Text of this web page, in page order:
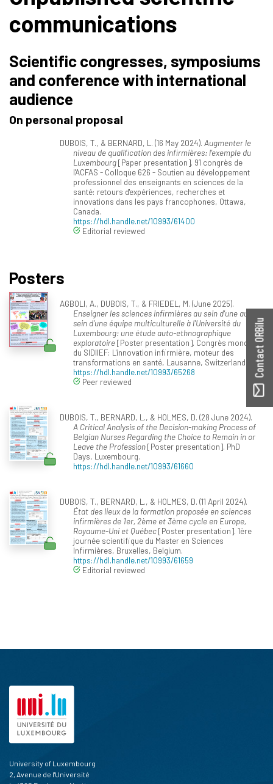
communications
Scientific congresses, symposiums
and conference with international
audience
On personal proposal
DUBOIS, T., & BERNARD, L. (16 May 2024). Augmenter le
niveau de qualification des infirmières: l'exemple du
Luxembourg[Paper presentation]. 91 congrès de
l'ACFAS - Colloque 626 - Soutien au développement
professionnel des enseignants en sciences de la
santé: retours d'expériences, recherches et
innovations dans les pays francophones, Ottawa,
Canada.
https://hdl.handle.net/10993/61400
Editorial reviewed
Posters
AGBOLI, A., DUBOIS, T., & FRIEDEL, M. (June 2025).
Enseigner les sciences infirmières au sein d'une au
sein d'une équipe multiculturelle à l'Université du
Luxembourg: une étude auto-ethnographique
exploratoire[Poster presentation]. Congrès mondial
du SIDIIEF: L'innovation infirmière, moteur des
transformations en santé, Lausanne, Switzerland.
https://hdl.handle.net/10993/65268
Peer reviewed
DUBOIS, T., BERNARD, L., & HOLMES, D. (28 June 2024).
A Critical Analysis of the Decision-making Process of
Belgian Nurses Regarding the Choice to Remain in or
Leave the Profession[Poster presentation]. PhD
Days, Luxembourg.
https://hdl.handle.net/10993/61660
DUBOIS, T., BERNARD, L., & HOLMES, D. (11 April 2024).
État des lieux de la formation proposée en sciences
infirmières de 1er, 2ème et 3ème cycle en Europe,
Royaume-Uni et Québec[Poster presentation]. 1ère
journée scientifique du Master en Sciences
Infirmières, Bruxelles, Belgium.
https://hdl.handle.net/10993/61659
Editorial reviewed
Contact ORBilu
University of Luxembourg
2, Avenue de l'Université